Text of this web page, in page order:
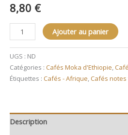
8,80 €
Ajouter au panier
UGS : ND
Catégories : Cafés Moka d'Ethiopie,
Étiquettes : Cafés - Afrique,Cafés
Description